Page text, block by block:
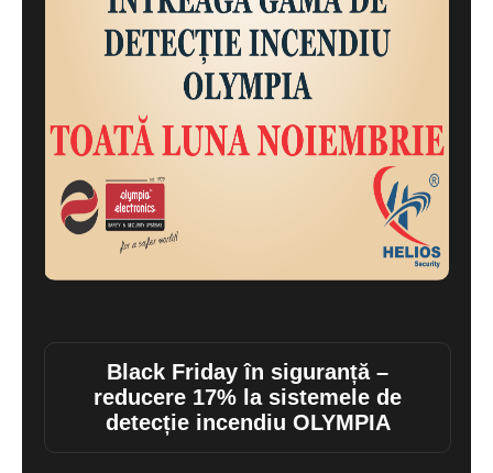
Black Friday în siguranță –
reducere 17% la sistemele de
detecție incendiu OLYMPIA